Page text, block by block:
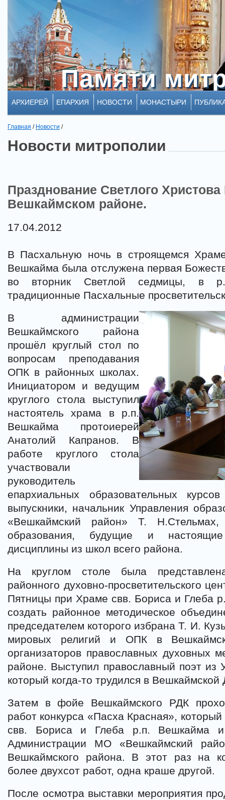
Памяти
Памяти
АРХИЕРЕЙ ЕПАРХИЯ НОВОСТИ МОНАСТЫРИ
Главная / Новости /
Новости митрополии
Празднование Светлого
Вешкаймском районе.
17.04.2012
В Пасхальную ночь в строящемся
Вешкайма была отслужена первая
во вторник Светлой седмицы, в
традиционные Пасхальные
В администрации
Вешкаймского района
прошёл круглый стол по
вопросам преподавания
ОПК в районных школах.
Инициатором и ведущим
круглого стола выступил
настоятель храма в р.п.
Вешкайма протоиерей
Анатолий Капранов. В
работе круглого стола
участвовали
руководитель
епархиальных образовательных
выпускники, начальник Управления
«Вешкаймский район» Т. Н.Стельмах,
образования, будущие и
дисциплины из школ всего района.
На круглом столе была
районного духовно-просветительского
Пятницы при Храме свв. Бориса и Глеба
создать районное методическое
председателем которого избрана Т. И.
мировых религий и ОПК в
организаторов православных духовных
районе. Выступил православный поэт из
который когда-то трудился в
Затем в фойе Вешкаймского РДК
работ конкурса «Пасха Красная»,
свв. Бориса и Глеба р.п. Вешкайма и
Администрации МО «Вешкаймский
Вешкаймского района. В этот раз на
более двухсот работ, одна краше другой.
После осмотра выставки мероприятия